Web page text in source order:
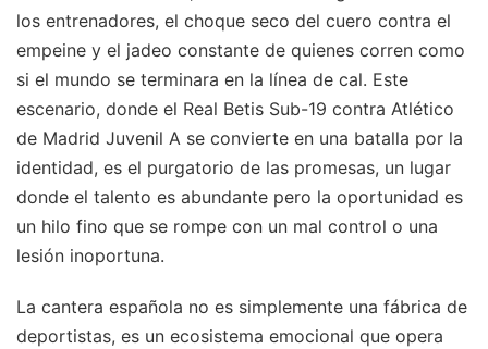
los entrenadores, el choque seco del cuero contra el
empeine y el jadeo constante de quienes corren como
si el mundo se terminara en la línea de cal. Este
escenario, donde el Real Betis Sub-19 contra Atlético
de Madrid Juvenil A se convierte en una batalla por la
identidad, es el purgatorio de las promesas, un lugar
donde el talento es abundante pero la oportunidad es
un hilo fino que se rompe con un mal control o una
lesión inoportuna.
La cantera española no es simplemente una fábrica de
deportistas, es un ecosistema emocional que opera